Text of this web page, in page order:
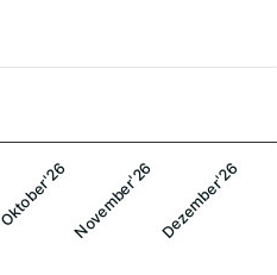
Oktober'26 November'26 Dezember'26